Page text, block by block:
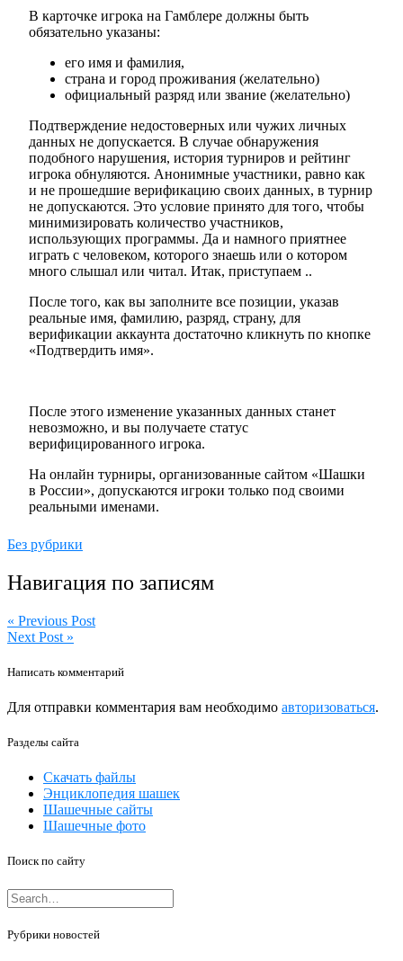
В карточке игрока на Гамблере должны быть
обязательно указаны:
его имя и фамилия,
страна и город проживания (желательно)
официальный разряд или звание (желательно)
Подтверждение недостоверных или чужих личных
данных не допускается. В случае обнаружения
подобного нарушения, история турниров и рейтинг
игрока обнуляются. Анонимные участники, равно как
и не прошедшие верификацию своих данных, в турнир
не допускаются. Это условие принято для того, чтобы
минимизировать количество участников,
использующих программы. Да и намного приятнее
играть с человеком, которого знаешь или о котором
много слышал или читал. Итак, приступаем ..
После того, как вы заполните все позиции, указав
реальные имя, фамилию, разряд, страну, для
верификации аккаунта достаточно кликнуть по кнопке
«Подтвердить имя».
После этого изменение указанных данных станет
невозможно, и вы получаете статус
верифицированного игрока.
На онлайн турниры, организованные сайтом «Шашки
в России», допускаются игроки только под своими
реальными именами.
Без рубрики
Навигация по записям
« Previous Post
Next Post »
Написать комментарий
Для отправки комментария вам необходимо авторизоваться.
Разделы сайта
Скачать файлы
Энциклопедия шашек
Шашечные сайты
Шашечные фото
Поиск по сайту
Рубрики новостей